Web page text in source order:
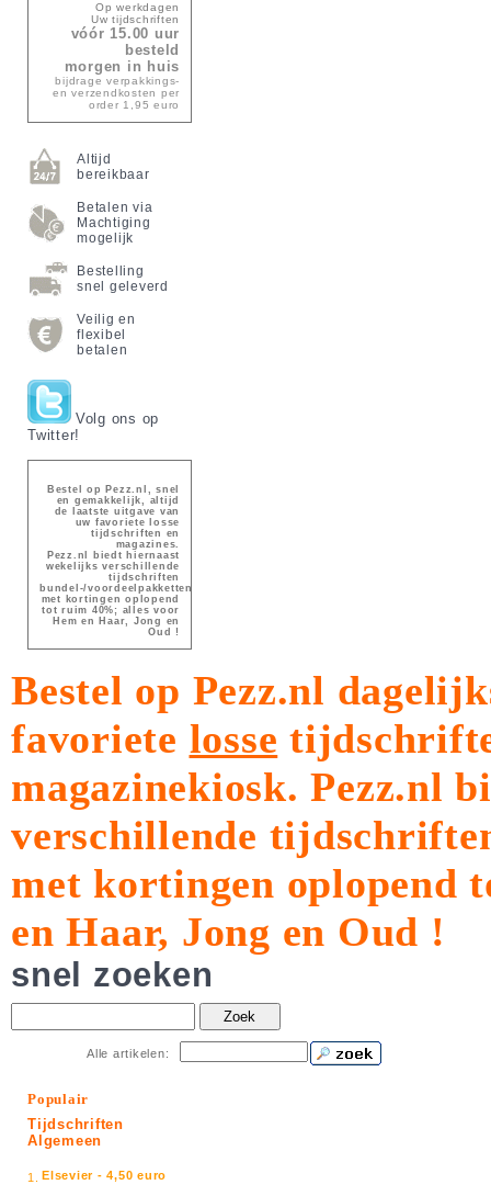
Op werkdagen
Uw tijdschriften
vóór 15.00 uur
besteld
morgen in huis
bijdrage verpakkings-
en verzendkosten per
order 1,95 euro
Altijd
bereikbaar
Betalen via
Machtiging
mogelijk
Bestelling
snel geleverd
Veilig en
flexibel
betalen
Volg ons op
Twitter!
Bestel op Pezz.nl, snel
en gemakkelijk, altijd
de laatste uitgave van
uw favoriete losse
tijdschriften en
magazines.
Pezz.nl biedt hiernaast
wekelijks verschillende
tijdschriften
bundel-/voordeelpakketten
met kortingen oplopend
tot ruim 40%; alles voor
Hem en Haar, Jong en
Oud !
Bestel op Pezz.nl
favoriete losse
magazinekiosk.Pezz.nl
verschillende
met kortingen oplopend
en Haar, Jong en Oud !
snel zoeken
Zoek
Alle artikelen:
Populair
Tijdschriften
Algemeen
1. Elsevier - 4,50 euro